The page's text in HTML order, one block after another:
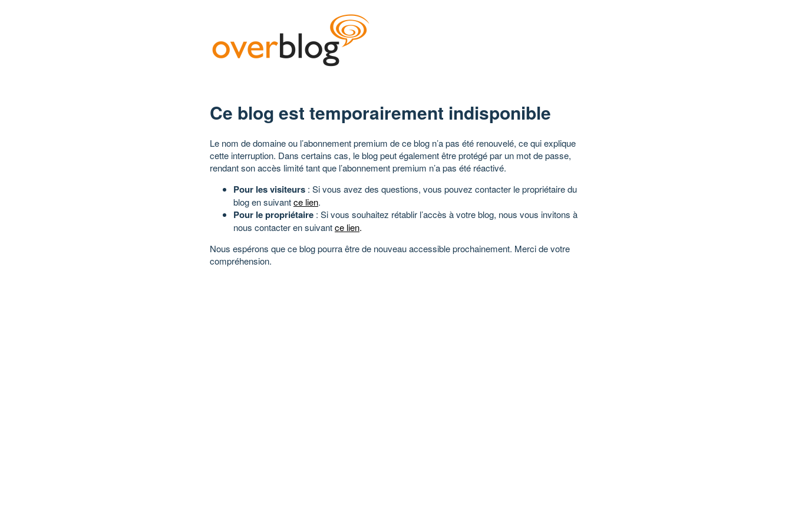
Ce blog est temporairement indisponible
Le nom de domaine ou l’abonnement premium de ce blog n’a pas été renouvelé, ce qui explique
cette interruption. Dans certains cas, le blog peut également être protégé par un mot de passe,
rendant son accès limité tant que l’abonnement premium n’a pas été réactivé.
Pour les visiteurs : Si vous avez des questions, vous pouvez contacter le propriétaire du
blog en suivantce lien.
Pour le propriétaire : Si vous souhaitez rétablir l’accès à votre blog, nous vous invitons à
nous contacter en suivantce lien.
Nous espérons que ce blog pourra être de nouveau accessible prochainement. Merci de votre
compréhension.